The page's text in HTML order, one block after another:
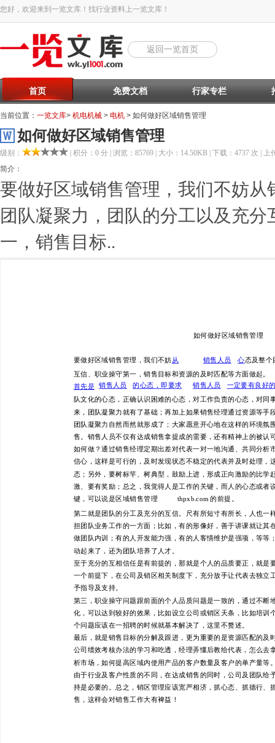
您好，欢迎来到一览文库！找行业资料上一览文库！
返回一览首页
首页 免费文档 行家专栏
当前位置： 一览文库> 机电机械 > 电机 > 如何做好区域销售管理
如何做好区域销售管理
级别：
| 积分：0 分 | 浏览：85769 | 大小：14.50KB | 下载：4737 次 | 上
简介：
要做好区域销售管理，我们不妨从
团队凝聚力，团队的分工以及充分
一，销售目标..